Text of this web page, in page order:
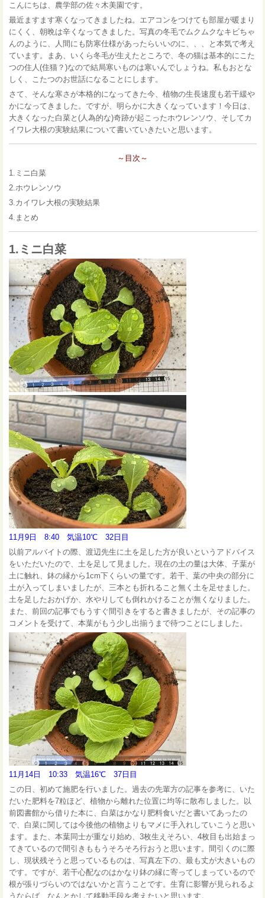
こんにちは、農学部の佐々木美園です。
最近ますます寒くなってきましたね。エアコンをつけても部屋が暖まり
にくく、朝晩は辛くなってきました。写真の冬毛でムクムクなキビちゃ
んのように、人間にも防寒仕様があったらいいのに、、、と本気で考え
ています。まあ、いくら冬毛が生えたところで、冬の猫は基本的にこた
つの住人(住猫？)なので結局寒いものは寒いんでしょうね。私もおとな
しく、こたつのお世話になることにします。
さて、そんな寒さが本格的になってきた今、植物の生長速度も若干緩や
かになってきました。ですが、明らかに大きくなっています！今日は、
大きくなった白菜と(人為的な)奇跡が起こったホウレンソウ、そしてカ
イワレ大根の実験結果について書いていきたいと思います。
～目次～
1.ミニ白菜
2.ホウレンソウ
3.カイワレ大根の実験結果
4.まとめ
1.ミニ白菜
11月9日 8:40 気温10℃ 32日目
以前アルバイトの際、渡辺先生に土を足した方が良いというアドバイス
をいただいたので、土を足して見ました。現在の土の量は大体、子葉が
土に触れ、鉢の縁から1cm下くらいの量です。若干、葉の中央の部分に
土が入ってしまいましたが、三本とも折れること無く土を足せました。
土を足したおかげか、水やりしても倒れかけることが無くなりました。
また、前回の記事でもうすぐ間引きをすると書きましたが、その記事の
コメントを受けて、本葉がもう少し出揃うまで待つことにしました。
11月14日 10:33 気温16℃ 37日目
この日、初めて施肥を行いました。過去の先輩方の記事を参考に、いた
だいた肥料を7粒ほど、植物から離れた位置に均等に散布しました。以
前図書館から借りた本に、白菜はかなり肥料食いだと書いてあったの
で、白菜に関しては今後他の植物よりもマメに手入れしていこうと思い
ます。また、本葉同士が重なり始め、3枚生えそろい、4枚目も出始まっ
てきているので間引きももうそろそろ行おうと思います。間引くのに際
し、現状残そうと思っているものは、写真左下の、最も丈が大きいもの
です。ですが、若干心配なのはかなり鉢の縁に寄ってしまっているので
根が張りづらいのではないかと言うことです。生育に影響が見られるよ
うならば、なんとかして移動手段を考えたいと思います。